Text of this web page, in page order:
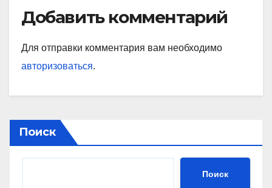
Добавить комментарий
Для отправки комментария вам необходимо
авторизоваться.
Поиск
Поиск